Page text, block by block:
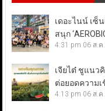
เดอะไนน์ เซ็
สนุก
4:31 pm 06 ส.ค
เจียไต๋ ชูแนว
ต่อยอดความ
4:13 pm 06 ส.ค